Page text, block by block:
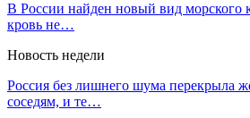
В России найден новый вид морского
кровь не…
Новость недели
Россия без лишнего шума перекрыла
соседям, и те…